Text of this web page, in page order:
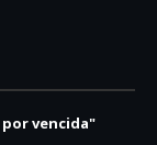
por vencida"